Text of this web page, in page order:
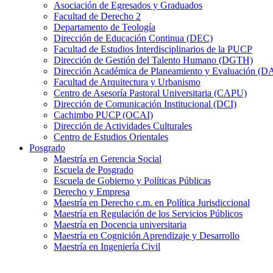
Asociación de Egresados y Graduados
Facultad de Derecho 2
Departamento de Teología
Dirección de Educación Continua (DEC)
Facultad de Estudios Interdisciplinarios de la PUCP
Dirección de Gestión del Talento Humano (DGTH)
Dirección Académica de Planeamiento y Evaluación
Facultad de Arquitectura y Urbanismo
Centro de Asesoría Pastoral Universitaria (CAPU)
Dirección de Comunicación Institucional (DCI)
Cachimbo PUCP (OCAI)
Dirección de Actividades Culturales
Centro de Estudios Orientales
Posgrado
Maestría en Gerencia Social
Escuela de Posgrado
Escuela de Gobierno y Políticas Públicas
Derecho y Empresa
Maestría en Derecho c.m. en Política Jurisdiccional
Maestría en Regulación de los Servicios Públicos
Maestría en Docencia universitaria
Maestría en Cognición Aprendizaje y Desarrollo
Maestría en Ingeniería Civil